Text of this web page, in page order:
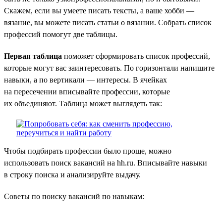
Скажем, если вы умеете писать тексты, а ваше хобби —
вязание, вы можете писать статьи о вязании. Собрать список
профессий помогут две таблицы.
Первая таблица поможет сформировать список профессий,
которые могут вас заинтересовать. По горизонтали напишите
навыки, а по вертикали — интересы. В ячейках
на пересечении вписывайте профессии, которые
их объединяют. Таблица может выглядеть так:
Чтобы подбирать профессии было проще, можно
использовать поиск вакансий на hh.ru. Вписывайте навыки
в строку поиска и анализируйте выдачу.
Советы по поиску вакансий по навыкам: